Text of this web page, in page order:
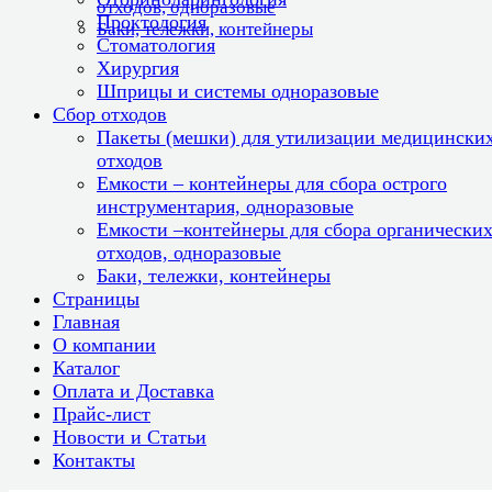
отходов, одноразовые
Баки, тележки, контейнеры
Проктология
Стоматология
Хирургия
Шприцы и системы одноразовые
Сбор отходов
Пакеты (мешки) для утилизации
отходов
Емкости – контейнеры для сбора острого
инструментария, одноразовые
Емкости –контейнеры для сбора органических
отходов, одноразовые
Баки, тележки, контейнеры
Страницы
Главная
О компании
Каталог
Оплата и Доставка
Прайс-лист
Новости и Статьи
Контакты